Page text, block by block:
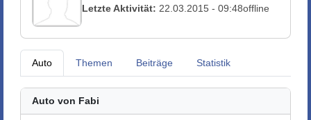
Letzte Aktivität: 22.03.2015 - 09:48offline
Auto Themen Beiträge Statistik
Auto von Fabi